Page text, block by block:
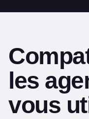
les
vous